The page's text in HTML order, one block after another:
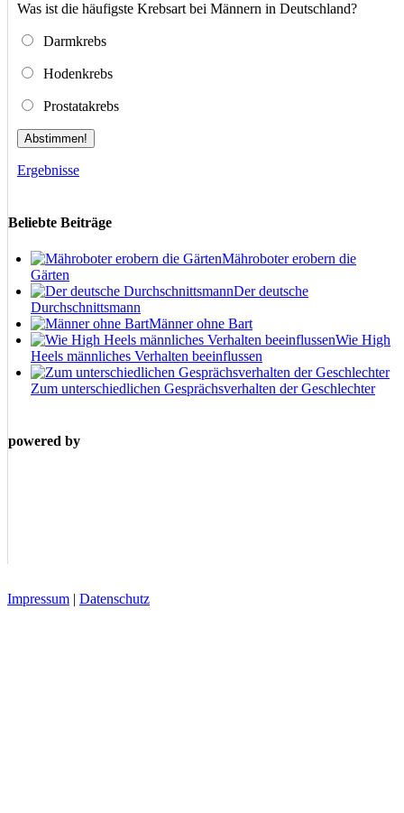
Was ist die häufigste Krebsart bei Männern in Deutschland?
Darmkrebs
Hodenkrebs
Prostatakrebs
Abstimmen!
Ergebnisse
Beliebte Beiträge
Mähroboter erobern die
Gärten
Der deutsche
Durchschnittsmann
Männer ohne Bart
Wie High
Heels männliches Verhalten beeinflussen
Zum unterschiedlichen Gesprächsverhalten der Geschlechter
powered by
Impressum | Datenschutz